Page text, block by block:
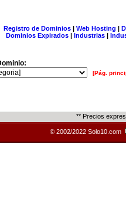
Registro de Dominios| Web Hosting |
Dominios Expirados | Industrias |
[Pág.
** Precios
© 2002/2022 Solo10.com